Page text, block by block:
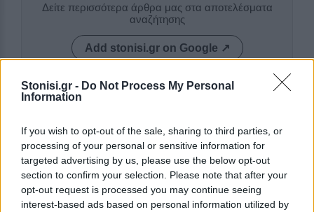
Stonisi.gr - Do Not Process My Personal
Information
If you wish to opt-out of the sale, sharing to third parties, or
processing of your personal or sensitive information for
targeted advertising by us, please use the below opt-out
section to confirm your selection. Please note that after your
opt-out request is processed you may continue seeing
interest-based ads based on personal information utilized by
Δείτε περισσότερα άρθρα μας στα αποτελέσματα
αναζήτησης
Add stonisi.gr on Google ↗
Η Έλλη και ο Φρίξος
Πρωτογερέλλη στους δρόμους
της μνήμης
Η Θερμή τίμησε τους δύο
αγωνιστές της Εθνικής